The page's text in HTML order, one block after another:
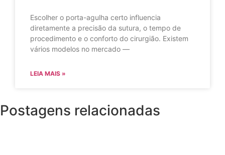
Escolher o porta-agulha certo influencia
diretamente a precisão da sutura, o tempo de
procedimento e o conforto do cirurgião. Existem
vários modelos no mercado —
LEIA MAIS »
Postagens relacionadas